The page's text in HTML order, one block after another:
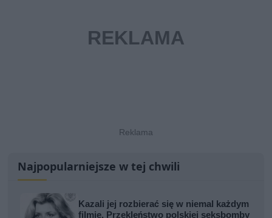
Najpopularniejsze w tej chwili
Kazali jej rozbierać się w niemal każdym
filmie. Przekleństwo polskiej seksbomby